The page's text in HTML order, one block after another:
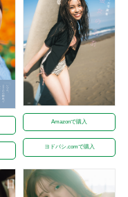
Amazonで購入
ヨドバシ.comで購入